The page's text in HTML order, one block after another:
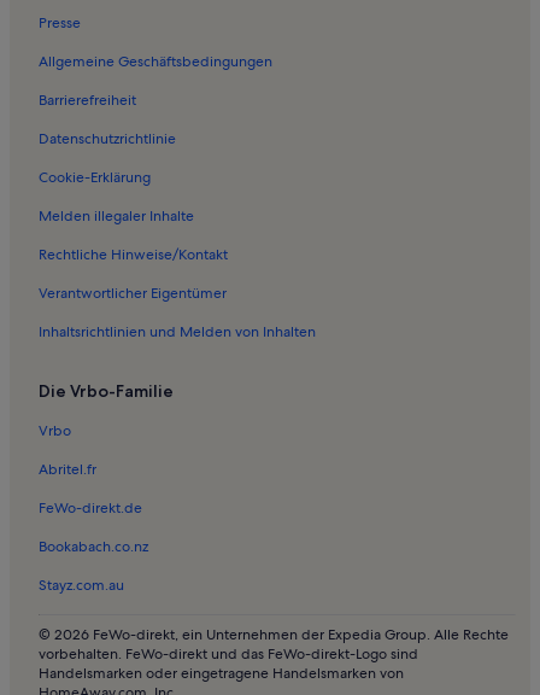
Presse
Allgemeine Geschäftsbedingungen
Barrierefreiheit
Datenschutzrichtlinie
Cookie-Erklärung
Melden illegaler Inhalte
Rechtliche Hinweise/Kontakt
Verantwortlicher Eigentümer
Inhaltsrichtlinien und Melden von Inhalten
Die Vrbo-Familie
Vrbo
Abritel.fr
FeWo-direkt.de
Bookabach.co.nz
Stayz.com.au
© 2026 FeWo-direkt, ein Unternehmen der Expedia Group. Alle Rechte
vorbehalten. FeWo-direkt und das FeWo-direkt-Logo sind
Handelsmarken oder eingetragene Handelsmarken von